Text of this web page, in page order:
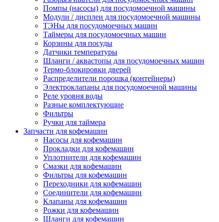
Помпы (насосы) для посудомоечной машины
Модули / дисплеи для посудомоечной машины
ТЭНы для посудомоечных машин
Таймеры для посудомоечных машин
Корзины для посуды
Датчики температуры
Шланги / аквастопы для посудомоечных машин
Термо-блокировки дверей
Распределители порошка (контейнеры)
Электроклапаны для посудомоечной машины
Реле уровня воды
Разные комплектующие
Фильтры
Ручки для таймера
Запчасти для кофемашин
Насосы для кофемашин
Прокладки для кофемашин
Уплотнители для кофемашин
Смазки для кофемашин
Фильтры для кофемашин
Переходники для кофемашин
Соединители для кофемашин
Клапаны для кофемашин
Рожки для кофемашин
Шланги для кофемашин